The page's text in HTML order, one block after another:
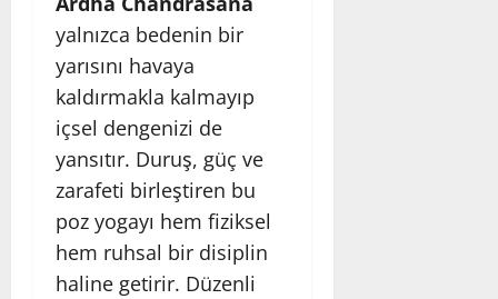
yalnızca bedenin bir
yarısını havaya
kaldırmakla kalmayıp
içsel dengenizi de
yansıtır. Duruş, güç ve
zarafeti birleştiren bu
poz yogayı hem fiziksel
hem ruhsal bir disiplin
haline getirir. Düzenli